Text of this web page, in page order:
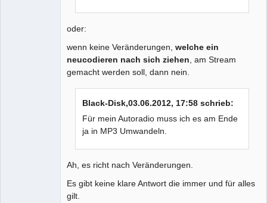
oder:
wenn keine Veränderungen, welche ein
neucodieren nach sich ziehen , am Stream
gemacht werden soll, dann nein.
Black-Disk,03.06.2012, 17:58 schrieb:
Für mein Autoradio muss ich es am Ende
ja in MP3 Umwandeln.
Ah, es richt nach Veränderungen.
Es gibt keine klare Antwort die immer und für alles
gilt.